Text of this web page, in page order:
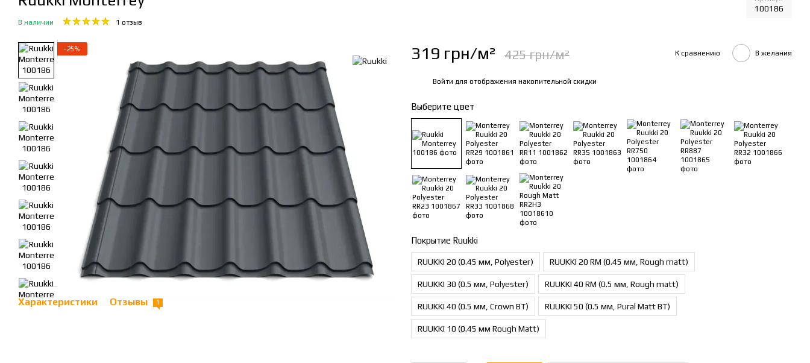
100186
В наличии 1 отзыв
−25%
Характеристики Отзывы 1
319 грн/м² 425 грн/м² К сравнению В желания
Войти для отображения накопительной скидки
Выберите цвет
Покрытие Ruukki
RUUKKI 20 (0.45 мм, Polyester) RUUKKI 20 RM (0.45 мм, Rough matt)
RUUKKI 30 (0.5 мм, Polyester) RUUKKI 40 RM (0.5 мм, Rough matt)
RUUKKI 40 (0.5 мм, Crown BT) RUUKKI 50 (0.5 мм, Pural Matt BT)
RUUKKI 10 (0.45 мм Rough Matt)